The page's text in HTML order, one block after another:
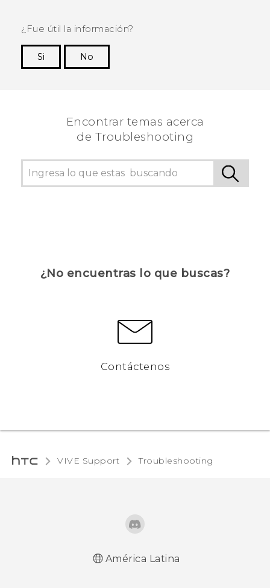
¿Fue útil la información?
Si
No
Encontrar temas acerca
de Troubleshooting
¿No encuentras lo que buscas?
Contáctenos
VIVE Support Troubleshooting‎
América Latina